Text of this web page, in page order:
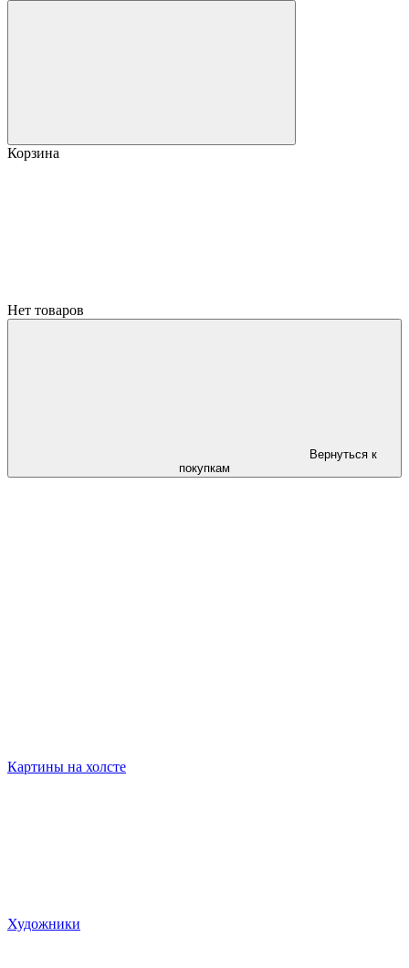
Корзина
Нет товаров
Вернуться к
покупкам
Картины на холсте
Художники